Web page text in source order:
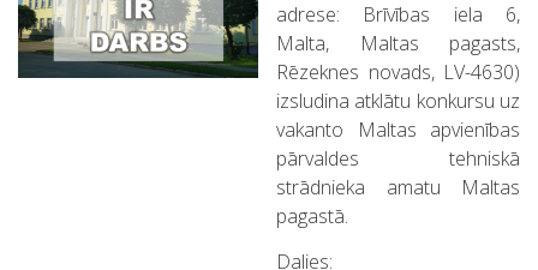
adrese: Brīvības iela 6,
Malta, Maltas pagasts,
Rēzeknes novads, LV-4630)
izsludina atklātu konkursu uz
vakanto Maltas apvienības
pārvaldes tehniskā
strādnieka amatu Maltas
pagastā.
Dalies: